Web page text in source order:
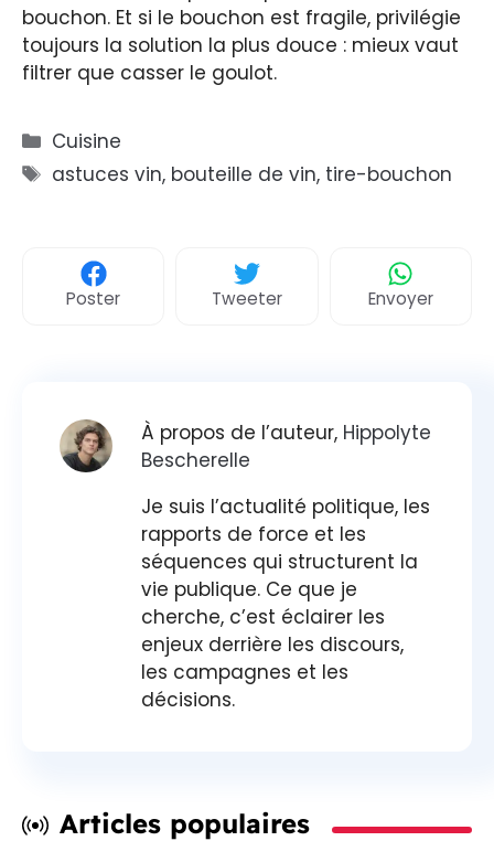
bouchon. Et si le bouchon est fragile, privilégie
toujours la solution la plus douce : mieux vaut
filtrer que casser le goulot.
Catégories
Cuisine
Étiquettes
astuces vin, bouteille de vin, tire-bouchon
Poster Tweeter Envoyer
À propos de l’auteur, Hippolyte
Bescherelle
Je suis l’actualité politique, les
rapports de force et les
séquences qui structurent la
vie publique. Ce que je
cherche, c’est éclairer les
enjeux derrière les discours,
les campagnes et les
décisions.
Articles populaires